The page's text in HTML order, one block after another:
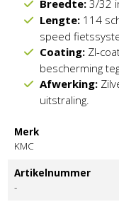
Breedte: 3/32
Lengte: 114
speed
Coating: ZI-
bescherming
Afwerking:
uitstraling.
Merk
KMC
Artikelnummer
-